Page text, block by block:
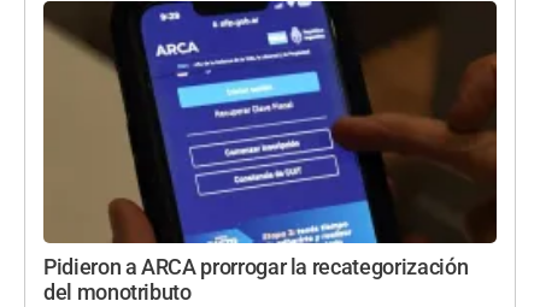
Pidieron a ARCA prorrogar la recategorización
del monotributo